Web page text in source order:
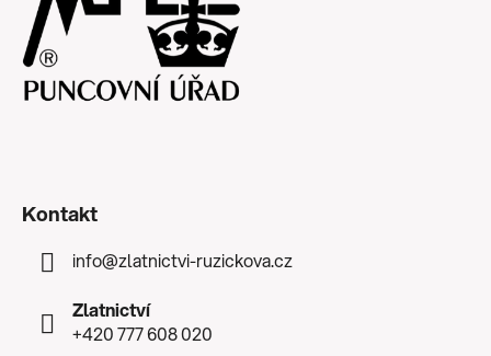
Kontakt
info@zlatnictvi-ruzickova.cz
Zlatnictví
+420 777 608 020